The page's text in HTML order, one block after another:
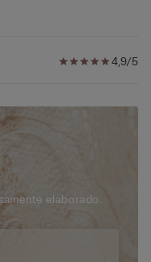
S
4,9/5
elaborado.